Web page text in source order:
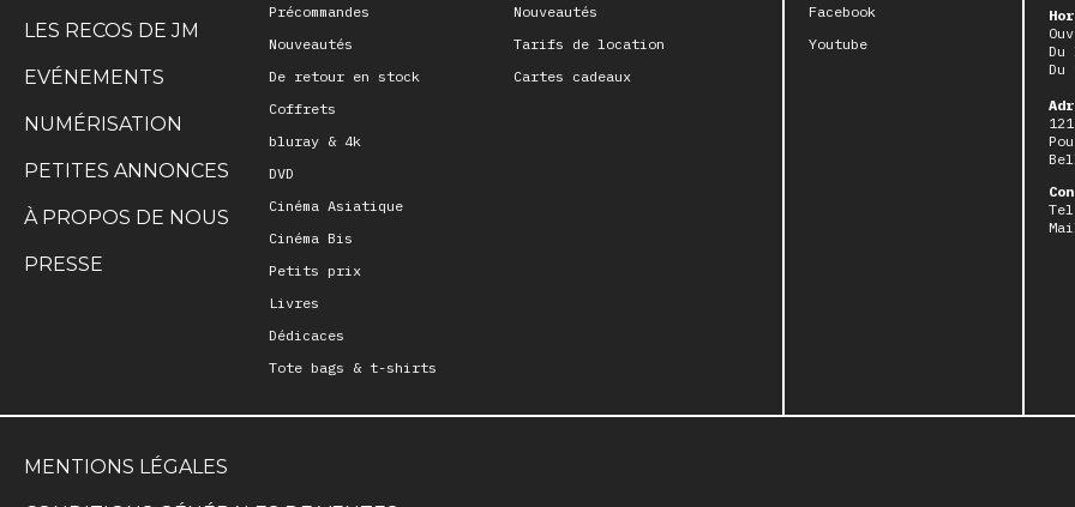
Précommandes
Nouveautés
De retour en stock
Coffrets
bluray & 4k
DVD
Cinéma Asiatique
Cinéma Bis
Petits prix
Livres
Dédicaces
Tote bags & t-shirts
Nouveautés
Tarifs de location
Cartes cadeaux
LES RECOS DE JM
EVÉNEMENTS
NUMÉRISATION
PETITES ANNONCES
À PROPOS DE NOUS
PRESSE
Facebook
Youtube
MENTIONS LÉGALES